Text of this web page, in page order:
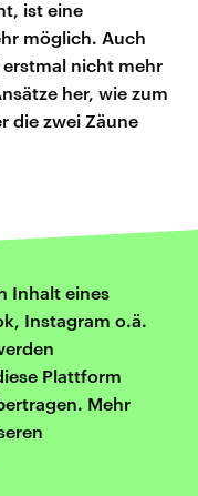
ist eine
möglich. Auch
nicht mehr
her, wie zum
die zwei Zäune
Inhalt eines
Instagram o.ä.
Plattform
Mehr